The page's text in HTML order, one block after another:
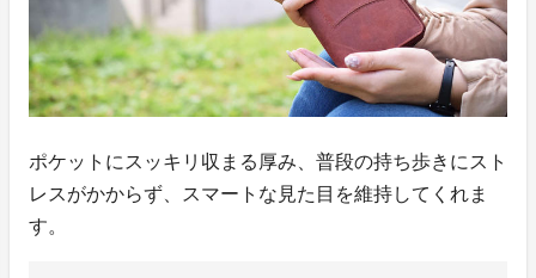
ポケットにスッキリ収まる厚み、普段の持ち歩きにスト
レスがかからず、スマートな見た目を維持してくれま
す。